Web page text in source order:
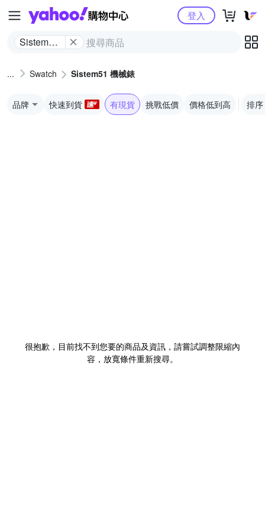
Yahoo購物中心
Sistem51
登入
Swatch Sistem51 機械錶
品牌 快速到貨 有現貨 挑戰低價 價格低到高 排序
很抱歉，目前找不到您要的商品及資訊，請嘗試調整限縮內
容，放寬條件重新搜尋。